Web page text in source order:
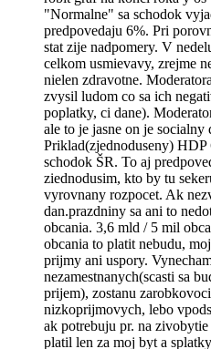
"Normalne" sa schodok
predpovedaju 6%. Pri
stat zije nadpomery. V
celkom usmievavy, zrejme
nielen zdravotne.
zvysil ludom co sa ich
poplatky, ci dane).
ale to je jasne on je
Priklad(zjednoduseny)
schodok ŠR. To aj
ziednodusim, kto by tu
vyrovnany rozpocet. Ak
dan.prazdniny sa ani to
obcania. 3,6 mld / 5 mil
obcania to platit nebudu,
prijmy ani uspory.
nezamestnanych(scasti sa
prijem), zostanu
nizkoprijmovych, lebo
ak potrebuju pr. na
platil len za moj byt a